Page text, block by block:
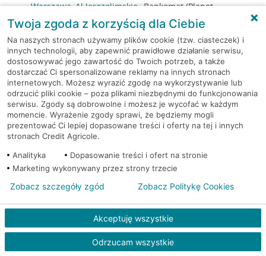
Warszawa, Al.Jerozolimskie
87
Bankomat (Planet
Cash)
Warszawa, al. Jerozolimskie -
podziemia
Bankomat
(Euronet)
Warszawa, al. KEN 19 Bankomat (Euronet)
Warszawa, al. KEN 20 Bankomat (Euronet)
Warszawa, al. KEN 47 lok. 289 Bankomat (Euronet)
Warszawa, al. Komisji Edukacji
Narodowej 36 lok.1
Bankomat w
placówce CA BP
Warszawa, al. Komisji Edukacji
Bankomat w
Twoja zgoda z korzyścią dla Ciebie
Na naszych stronach używamy plików cookie (tzw. ciasteczek) i
innych technologii, aby zapewnić prawidłowe działanie serwisu,
dostosowywać jego zawartość do Twoich potrzeb, a także
dostarczać Ci spersonalizowane reklamy na innych stronach
internetowych. Możesz wyrazić zgodę na wykorzystywanie lub
odrzucić pliki cookie – poza plikami niezbędnymi do funkcjonowania
serwisu. Zgody są dobrowolne i możesz je wycofać w każdym
momencie. Wyrażenie zgody sprawi, że będziemy mogli
prezentować Ci lepiej dopasowane treści i oferty na tej i innych
stronach Credit Agricole.
Analityka
Dopasowanie treści i ofert na stronie
Marketing wykonywany przez strony trzecie
Akceptuję wszystkie
Odrzucam wszystkie
Zobacz szczegóły zgód Zobacz Politykę Cookies